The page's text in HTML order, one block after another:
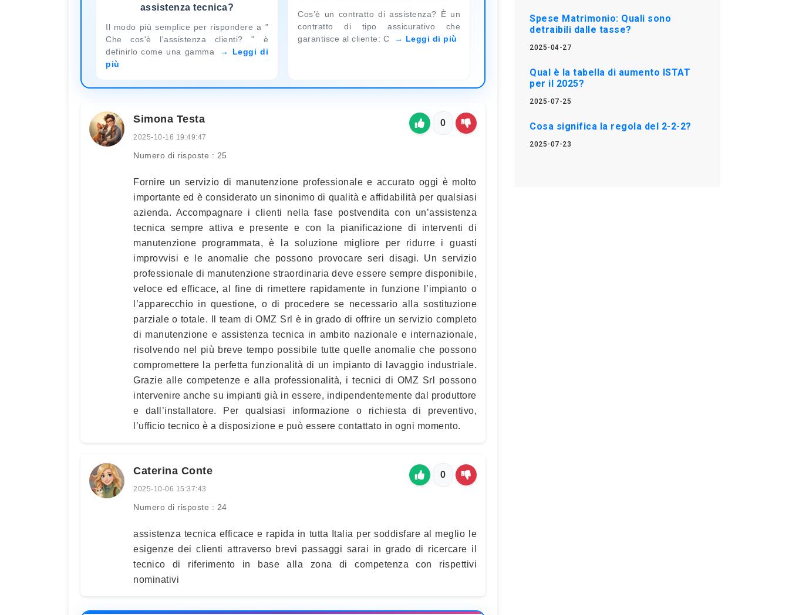
assistenza tecnica?
Il modo più semplice per rispondere a "
Che cos'è l'assistenza clienti? " è
definirlo come una gamma
Leggi di
più
Cos’è un contratto di assistenza? È un
contratto di tipo assicurativo che
garantisce al cliente: C
Leggi di più
Simona Testa
2025-10-16 19:49:47
Numero di risposte : 25
0
Fornire un servizio di manutenzione professionale e accurato oggi è molto
importante ed è considerato un sinonimo di qualità e affidabilità per qualsiasi
azienda. Accompagnare i clienti nella fase postvendita con un’assistenza
tecnica sempre attiva e presente e con la pianificazione di interventi di
manutenzione programmata, è la soluzione migliore per ridurre i guasti
improvvisi e le anomalie che possono provocare seri disagi. Un servizio
professionale di manutenzione straordinaria deve essere sempre disponibile,
veloce ed efficace, al fine di rimettere rapidamente in funzione l’impianto o
l’apparecchio in questione, o di procedere se necessario alla sostituzione
parziale o totale. Il team di OMZ Srl è in grado di offrire un servizio completo
di manutenzione e assistenza tecnica in ambito nazionale e internazionale,
risolvendo nel più breve tempo possibile tutte quelle anomalie che possono
compromettere la perfetta funzionalità di un impianto di lavaggio industriale.
Grazie alle competenze e alla professionalità, i tecnici di OMZ Srl possono
intervenire anche su impianti già in essere, indipendentemente dal produttore
e dall’installatore. Per qualsiasi informazione o richiesta di preventivo,
l’ufficio tecnico è a disposizione e può essere contattato in ogni momento.
Caterina Conte
2025-10-06 15:37:43
Numero di risposte : 24
0
assistenza tecnica efficace e rapida in tutta Italia per soddisfare al meglio le
esigenze dei clienti attraverso brevi passaggi sarai in grado di ricercare il
tecnico di riferimento in base alla zona di competenza con rispettivi
nominativi
Spese Matrimonio: Quali sono
detraibili dalle tasse?
2025-04-27
Qual è la tabella di aumento ISTAT
per il 2025?
2025-07-25
Cosa significa la regola del 2-2-2?
2025-07-23